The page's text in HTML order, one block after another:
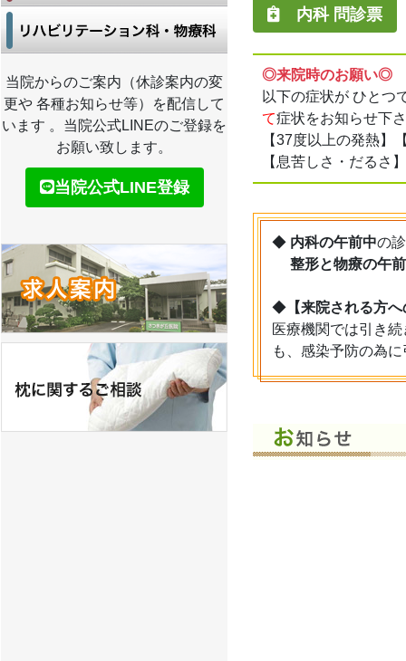
当院からのご案内（休診案内の変
更や 各種お知らせ等）を配信して
います 。当院公式LINEのご登録を
お願い致します。
当院公式LINE登録
内科 問診票
◎来院時のお願い◎
以下の症状が ひとつ
て症状をお知らせ下
【37度以上の発熱】
【息苦しさ・だるさ
◆ 内科の午前中の
整形と物療の午
◆ 【来院される方
医療機関では引き
も、感染予防の為